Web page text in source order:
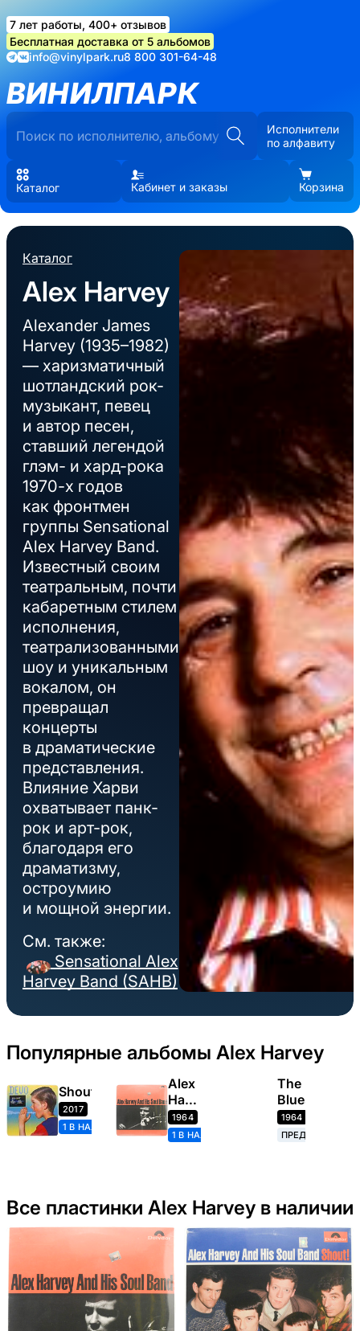
7 лет работы, 400+ отзывов
Бесплатная доставка от 5 альбомов
info@vinylpark.ru8 800 301-64-48
ВИНИЛПАРК
Исполнители
по алфавиту
Каталог Кабинет и заказы Корзина
Каталог
Alex Harvey
Alexander James
Harvey (1935–1982)
— харизматичный
шотландский рок-
музыкант, певец
и автор песен,
ставший легендой
глэм- и хард-рока
1970-х годов
как фронтмен
группы Sensational
Alex Harvey Band.
Известный своим
театральным, почти
кабаретным стилем
исполнения,
театрализованными
шоу и уникальным
вокалом, он
превращал
концерты
в драматические
представления.
Влияние Харви
охватывает панк-
рок и арт-рок,
благодаря его
драматизму,
остроумию
и мощной энергии.
См. также:
Sensational Alex
Harvey Band (SAHB)
Популярные альбомы Alex Harvey
Shout!
2017
1 В НАЛИЧИИ
Alex
Harvey
and
His
Soul
1964
1 В НАЛИЧИИ
The
Blues
1964
ПРЕДЗАКАЗ
Все пластинки Alex Harvey в наличии